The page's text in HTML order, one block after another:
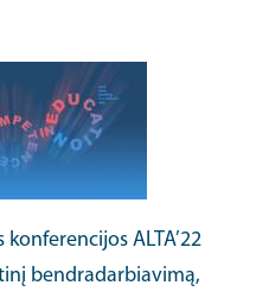
ALTA’22
bendradarbiavimą,